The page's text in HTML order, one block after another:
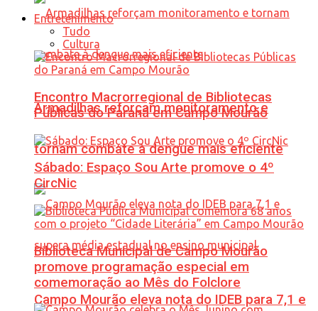
Armadilhas reforçam monitoramento e
tornam combate à dengue mais eficiente
Campo Mourão eleva nota do IDEB para 7,1 e
Entretenimento
Tudo
Cultura
Encontro Macrorregional de Bibliotecas
Públicas do Paraná em Campo Mourão
Sábado: Espaço Sou Arte promove o 4º
CircNic
Biblioteca Municipal de Campo Mourão
promove programação especial em
comemoração ao Mês do Folclore